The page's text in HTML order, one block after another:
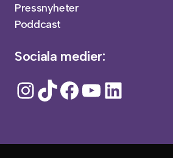
Pressnyheter
Poddcast
Sociala medier:
Instagram
TikTok
Facebook
YouTube
LinkedIn